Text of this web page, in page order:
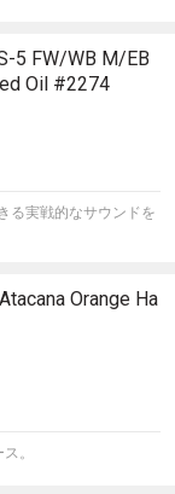
5 FW/WB M/EB
Oil #2274
る実戦的なサウンドを
Orange Ha
。